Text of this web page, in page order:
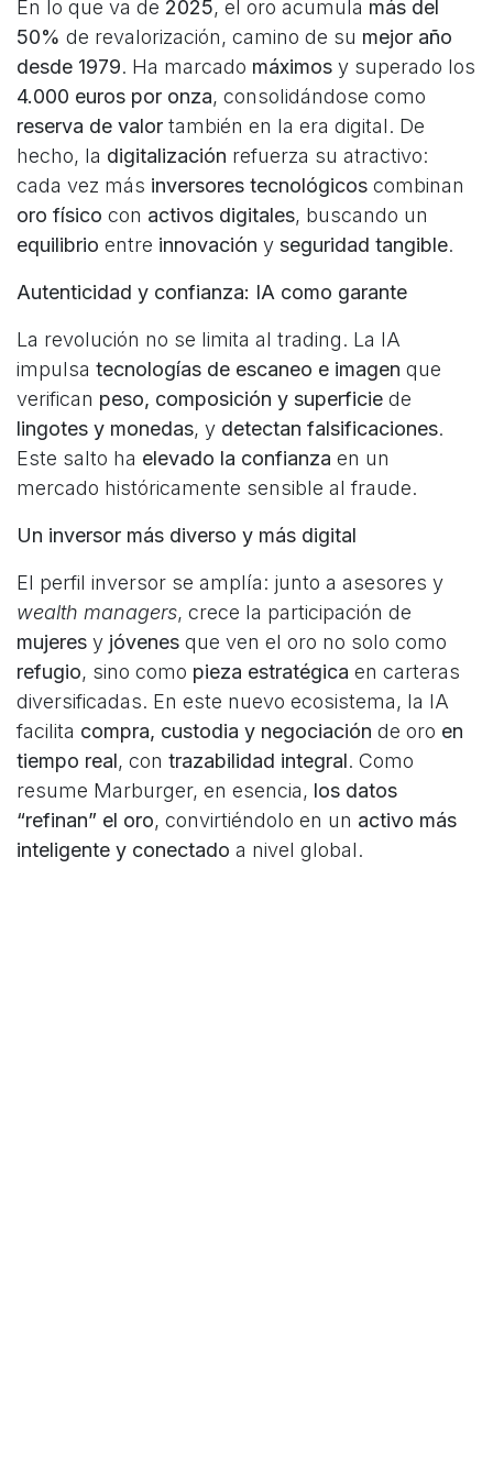
En lo que va de 2025, el oro acumula más del
50% de revalorización, camino de su mejor año
desde 1979. Ha marcado máximos y superado los
4.000 euros por onza, consolidándose como
reserva de valor también en la era digital. De
hecho, la digitalización refuerza su atractivo:
cada vez más inversores tecnológicos combinan
oro físico con activos digitales, buscando un
equilibrio entre innovación y seguridad tangible.
Autenticidad y confianza: IA como garante
La revolución no se limita al trading. La IA
impulsa tecnologías de escaneo e imagen que
verifican peso, composición y superficie de
lingotes y monedas, y detectan falsificaciones.
Este salto ha elevado la confianza en un
mercado históricamente sensible al fraude.
Un inversor más diverso y más digital
El perfil inversor se amplía: junto a asesores y
wealth managers, crece la participación de
mujeres y jóvenes que ven el oro no solo como
refugio, sino como pieza estratégica en carteras
diversificadas. En este nuevo ecosistema, la IA
facilita compra, custodia y negociación de oro en
tiempo real, con trazabilidad integral. Como
resume Marburger, en esencia, los datos
“refinan” el oro, convirtiéndolo en un activo más
inteligente y conectado a nivel global.